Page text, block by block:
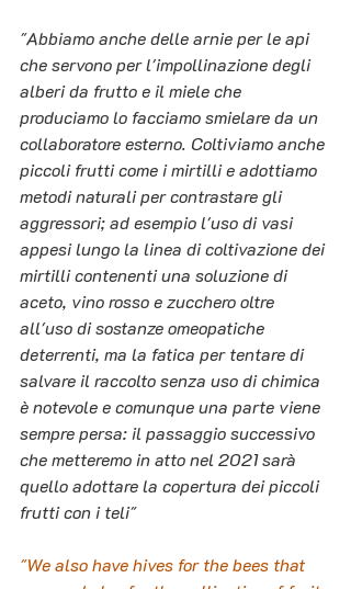
"Abbiamo anche delle arnie per le api
che servono per l'impollinazione degli
alberi da frutto e il miele che
produciamo lo facciamo smielare da un
collaboratore esterno. Coltiviamo anche
piccoli frutti come i mirtilli e adottiamo
metodi naturali per contrastare gli
aggressori; ad esempio l'uso di vasi
appesi lungo la linea di coltivazione dei
mirtilli contenenti una soluzione di
aceto, vino rosso e zucchero oltre
all'uso di sostanze omeopatiche
deterrenti, ma la fatica per tentare di
salvare il raccolto senza uso di chimica
è notevole e comunque una parte viene
sempre persa: il passaggio successivo
che metteremo in atto nel 2021 sarà
quello adottare la copertura dei piccoli
frutti con i teli"
"We also have hives for the bees that